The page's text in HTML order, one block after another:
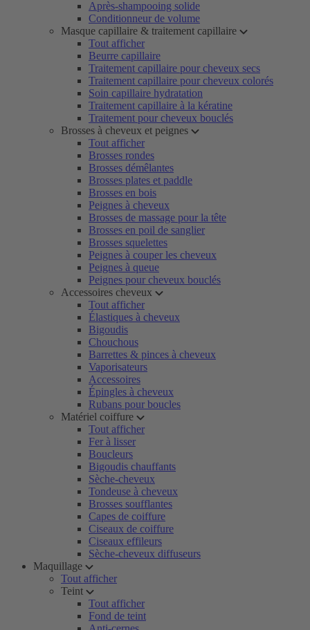
Après-shampooing solide
Conditionneur de volume
Masque capillaire & traitement capillaire
Tout afficher
Beurre capillaire
Traitement capillaire pour cheveux secs
Traitement capillaire pour cheveux colorés
Soin capillaire hydratation
Traitement capillaire à la kératine
Traitement pour cheveux bouclés
Brosses à cheveux et peignes
Tout afficher
Brosses rondes
Brosses démêlantes
Brosses plates et paddle
Brosses en bois
Peignes à cheveux
Brosses de massage pour la tête
Brosses en poil de sanglier
Brosses squelettes
Peignes à couper les cheveux
Peignes à queue
Peignes pour cheveux bouclés
Accessoires cheveux
Tout afficher
Élastiques à cheveux
Bigoudis
Chouchous
Barrettes & pinces à cheveux
Vaporisateurs
Accessoires
Épingles à cheveux
Rubans pour boucles
Matériel coiffure
Tout afficher
Fer à lisser
Boucleurs
Bigoudis chauffants
Sèche-cheveux
Tondeuse à cheveux
Brosses soufflantes
Capes de coiffure
Ciseaux de coiffure
Ciseaux effileurs
Sèche-cheveux diffuseurs
Maquillage
Tout afficher
Teint
Tout afficher
Fond de teint